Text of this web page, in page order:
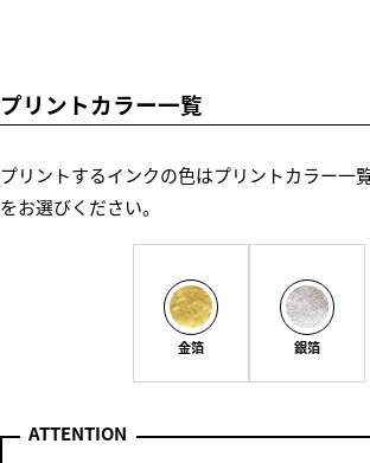
プリントカラー一覧
プリントするインクの色はプリントカラー一
をお選びください。
金箔 銀箔
ATTENTION